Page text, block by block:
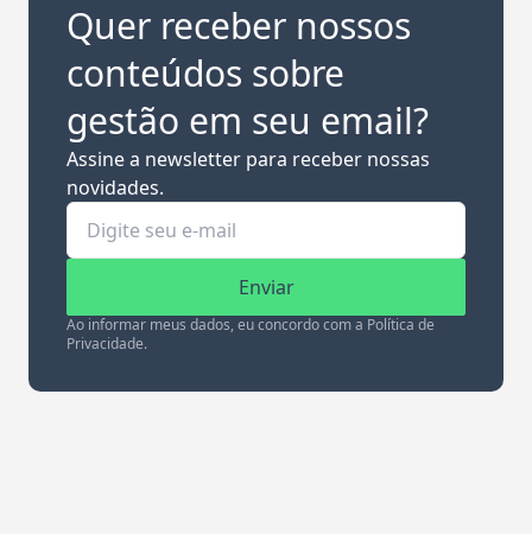
Quer receber nossos
conteúdos sobre
gestão em seu email?
Assine a newsletter para receber nossas
novidades.
Enviar
Ao informar meus dados, eu concordo com a Política de
Privacidade.